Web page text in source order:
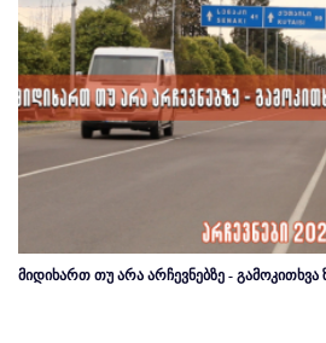
მიდიხართ თუ არა არჩევნებზე -